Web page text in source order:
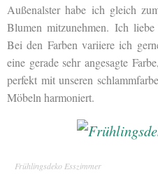
Außenalster habe ich gleich
Blumen mitzunehmen. Ich
Bei den Farben variiere ich
eine gerade sehr angesagte
perfekt mit unseren
Möbeln harmoniert.
Frühlingsdeko Esszimmer